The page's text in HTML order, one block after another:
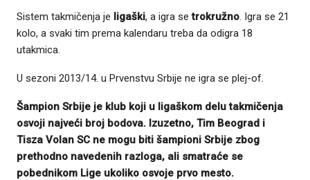
Sistem takmičenja je ligaški, a igra setrokružno. Igra se 21
kolo, a svaki tim prema kalendaru treba da odigra 18
utakmica.
U sezoni 2013/14. u Prvenstvu Srbije ne igra se plej-of.
Šampion Srbije je klub koji u ligaškom delu takmičenja
osvoji najveći broj bodova. Izuzetno, Tim Beograd i
Tisza Volan SC ne mogu biti šampioni Srbije zbog
prethodno navedenih razloga, ali smatraće se
pobednikom Lige ukoliko osvoje prvo mesto.